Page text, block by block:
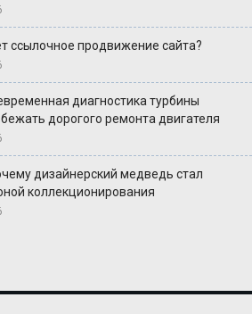
ссылочное продвижение сайта?
диагностика турбины
дорогого ремонта двигателя
дизайнерский медведь стал
коллекционирования